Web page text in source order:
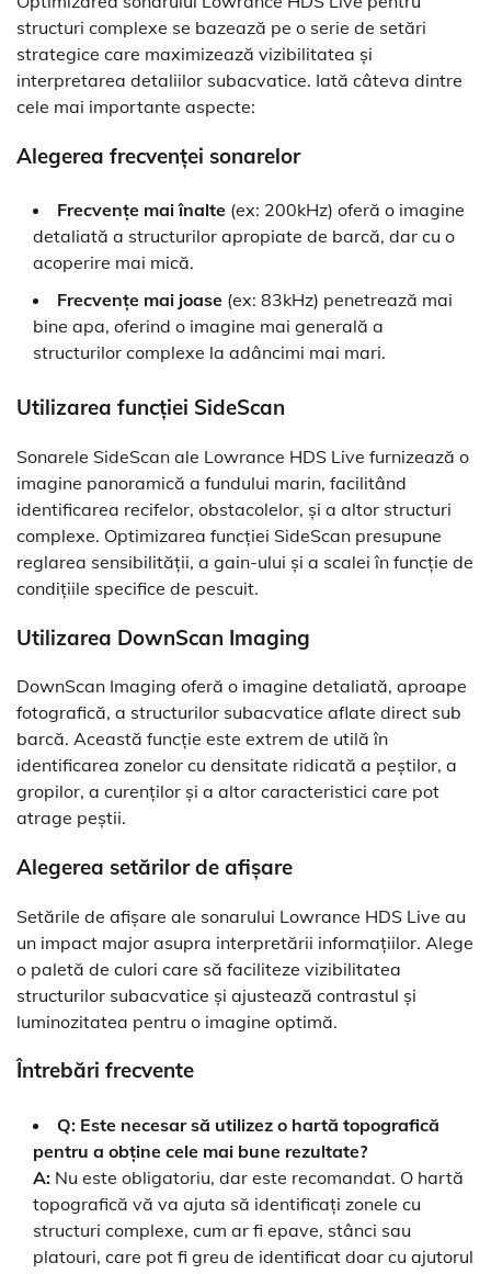
structuri complexe se bazează pe o serie de setări
strategice care maximizează vizibilitatea și
interpretarea detaliilor subacvatice. Iată câteva dintre
cele mai importante aspecte:
Alegerea frecvenței sonarelor
Frecvențe mai înalte (ex: 200kHz) oferă o imagine
detaliată a structurilor apropiate de barcă, dar cu o
acoperire mai mică.
Frecvențe mai joase (ex: 83kHz) penetrează mai
bine apa, oferind o imagine mai generală a
structurilor complexe la adâncimi mai mari.
Utilizarea funcției SideScan
Sonarele SideScan ale Lowrance HDS Live furnizează o
imagine panoramică a fundului marin, facilitând
identificarea recifelor, obstacolelor, și a altor structuri
complexe. Optimizarea funcției SideScan presupune
reglarea sensibilității, a gain-ului și a scalei în funcție de
condițiile specifice de pescuit.
Utilizarea DownScan Imaging
DownScan Imaging oferă o imagine detaliată, aproape
fotografică, a structurilor subacvatice aflate direct sub
barcă. Această funcție este extrem de utilă în
identificarea zonelor cu densitate ridicată a peștilor, a
gropilor, a curenților și a altor caracteristici care pot
atrage peștii.
Alegerea setărilor de afișare
Setările de afișare ale sonarului Lowrance HDS Live au
un impact major asupra interpretării informațiilor. Alege
o paletă de culori care să faciliteze vizibilitatea
structurilor subacvatice și ajustează contrastul și
luminozitatea pentru o imagine optimă.
Întrebări frecvente
Q: Este necesar să utilizez o hartă topografică
pentru a obține cele mai bune rezultate?
A: Nu este obligatoriu, dar este recomandat. O hartă
topografică vă va ajuta să identificați zonele cu
structuri complexe, cum ar fi epave, stânci sau
platouri, care pot fi greu de identificat doar cu ajutorul